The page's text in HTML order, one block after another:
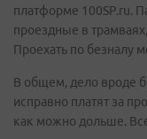
платформе 100SP.ru.
проездные в
Проехать по безналу
В общем, дело вроде
исправно платят за
как можно дольше.